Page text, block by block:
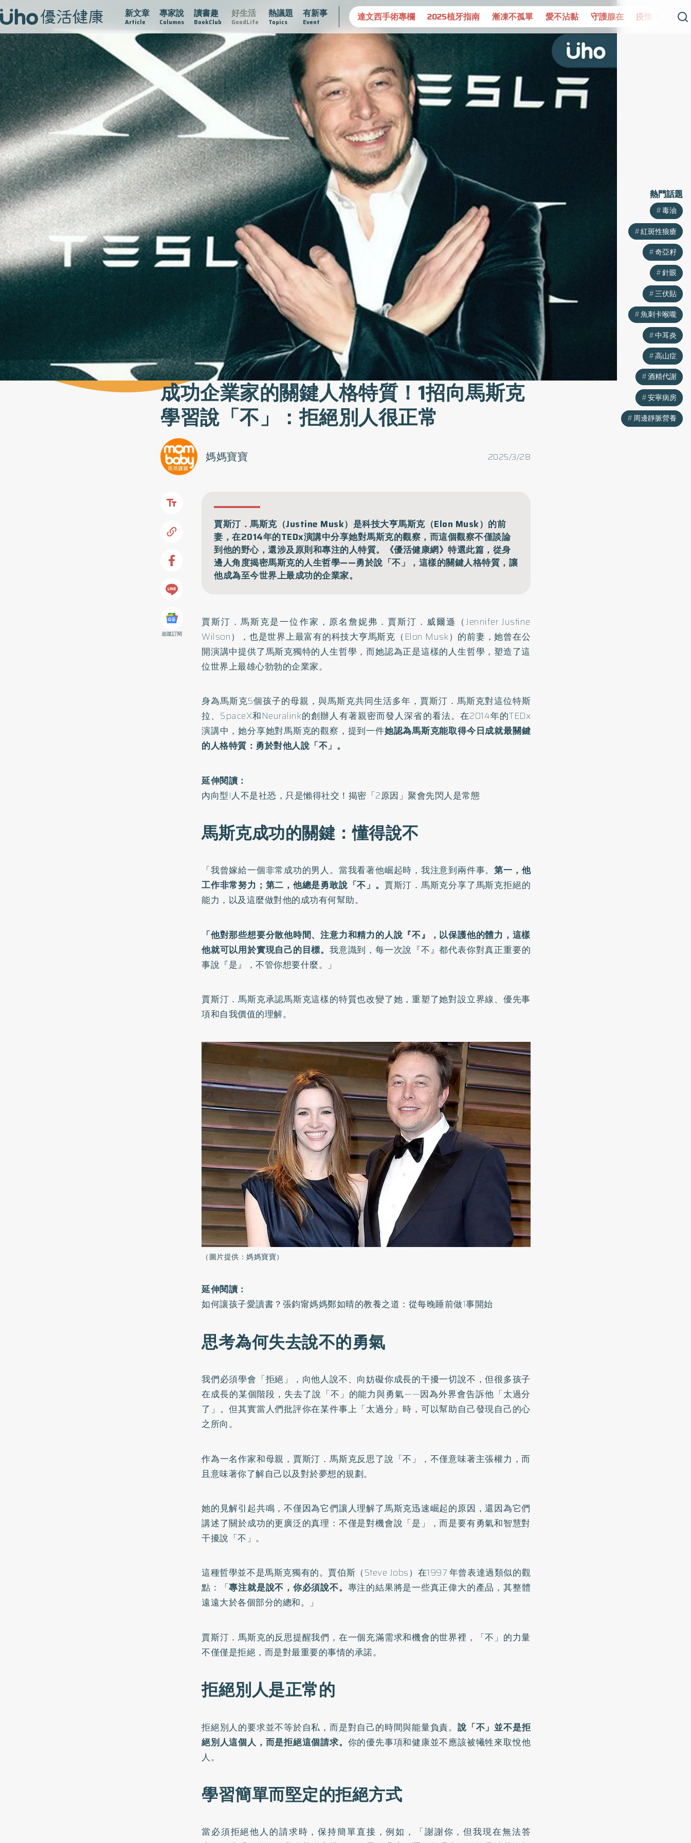
新文章
Article
專家說
Columns
讀書趣
BookClub
好生活
GoodLife
熱議題
Topics
有新事
Event
疫情保衛戰 再生醫學 愛的未來視 認識攝護腺肥大 守護骨骼健康 達文西手術專欄 2025植牙指南 漸凍不孤單 愛不沾黏 守護腺在 疫情保衛戰 再生醫學 愛的
成功企業家的關鍵人格特質！1招向馬斯克
學習說「不」：拒絕別人很正常
2025/3/28
媽媽寶寶
追蹤訂閱
賈斯汀．馬斯克（Justine Musk）是科技大亨馬斯克（Elon Musk）的前
妻，在2014年的TEDx演講中分享她對馬斯克的觀察，而這個觀察不僅談論
到他的野心，還涉及原則和專注的人特質。《優活健康網》特選此篇，從身
邊人角度揭密馬斯克的人生哲學——勇於說「不」，這樣的關鍵人格特質，讓
他成為至今世界上最成功的企業家。
賈斯汀．馬斯克是一位作家，原名詹妮弗．賈斯汀．威爾遜（Jennifer Justine
Wilson），也是世界上最富有的科技大亨馬斯克（Elon Musk）的前妻，她曾在公
開演講中提供了馬斯克獨特的人生哲學，而她認為正是這樣的人生哲學，塑造了這
位世界上最雄心勃勃的企業家。
身為馬斯克5個孩子的母親，與馬斯克共同生活多年，賈斯汀．馬斯克對這位特斯
拉、SpaceX和Neuralink的創辦人有著親密而發人深省的看法。在2014年的TEDx
演講中，她分享她對馬斯克的觀察，提到一件她認為馬斯克能取得今日成就最關鍵
的人格特質：勇於對他人說「不」。
延伸閱讀：
內向型I人不是社恐，只是懶得社交！揭密「2原因」聚會先閃人是常態
馬斯克成功的關鍵：懂得說不
「我曾嫁給一個非常成功的男人。當我看著他崛起時，我注意到兩件事。第一，他
工作非常努力；第二，他總是勇敢說「不」。 賈斯汀．馬斯克分享了馬斯克拒絕的
能力，以及這麼做對他的成功有何幫助。
「他對那些想要分散他時間、注意力和精力的人說『不』，以保護他的體力，這樣
他就可以用於實現自己的目標。 我意識到，每一次說『不』都代表你對真正重要的
事說『是』，不管你想要什麼。」
賈斯汀．馬斯克承認馬斯克這樣的特質也改變了她，重塑了她對設立界線、優先事
項和自我價值的理解。
（圖片提供：媽媽寶寶）
延伸閱讀：
如何讓孩子愛讀書？張鈞甯媽媽鄭如晴的教養之道：從每晚睡前做1事開始
思考為何失去說不的勇氣
我們必須學會「拒絕」，向他人說不、向妨礙你成長的干擾一切說不，但很多孩子
在成長的某個階段，失去了說「不」的能力與勇氣——因為外界會告訴他「太過分
了」。但其實當人們批評你在某件事上「太過分」時，可以幫助自己發現自己的心
之所向。
作為一名作家和母親，賈斯汀．馬斯克反思了說「不」，不僅意味著主張權力，而
且意味著你了解自己以及對於夢想的規劃。
她的見解引起共鳴，不僅因為它們讓人理解了馬斯克迅速崛起的原因，還因為它們
講述了關於成功的更廣泛的真理：不僅是對機會說「是」，而是要有勇氣和智慧對
干擾說「不」。
這種哲學並不是馬斯克獨有的。賈伯斯（Steve Jobs）在1997 年曾表達過類似的觀
點：「專注就是說不，你必須說不。 專注的結果將是一些真正偉大的產品，其整體
遠遠大於各個部分的總和。」
賈斯汀．馬斯克的反思提醒我們，在一個充滿需求和機會的世界裡，「不」的力量
不僅僅是拒絕，而是對最重要的事情的承諾。
拒絕別人是正常的
拒絕別人的要求並不等於自私，而是對自己的時間與能量負責。 說「不」並不是拒
絕別人這個人，而是拒絕這個請求。 你的優先事項和健康並不應該被犧牲來取悅他
人。
學習簡單而堅定的拒絕方式
當必須拒絕他人的請求時，保持簡單直接，例如，「謝謝你，但我現在無法答
熱門話題
毒油
紅斑性狼瘡
奇亞籽
針眼
三伏貼
魚刺卡喉嚨
中耳炎
高山症
酒精代謝
安寧病房
周邊靜脈營養
熱門話題
毒油
紅斑性狼瘡
奇亞籽
針眼
三伏貼
魚刺卡喉嚨
中耳炎
高山症
酒精代謝
安寧病房
周邊靜脈營養